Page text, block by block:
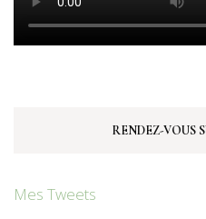
RENDEZ-VOUS
Mes Tweets